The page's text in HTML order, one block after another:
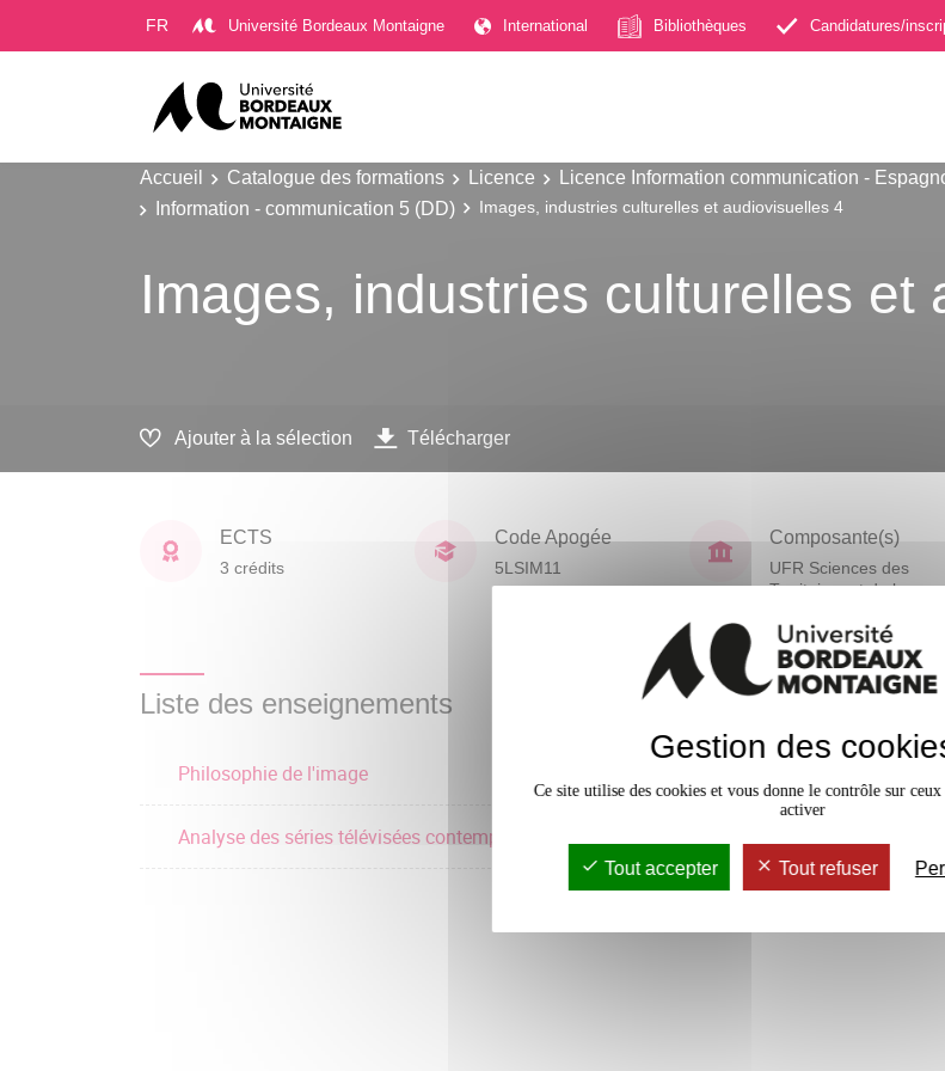
FR Université Bordeaux Montaigne International Bibliothèques Candidatures/
Accueil Catalogue des formations Licence Licence Information communication -
Information - communication 5 (DD)
Images, industries culturelles et audiovisuelles 4
Images, industries culturelles et
Ajouter à la sélection Télécharger
ECTS
3 crédits
Code Apogée
5LSIM11
Composante(s)
UFR Sciences des
Territoires et de la
Liste des enseignements
Philosophie de l'image
Analyse des séries télévisées contemporaines
Gestion des
Ce site utilise des cookies et vous donne le contrôle sur ceux
activer
Tout accepter Tout refuser